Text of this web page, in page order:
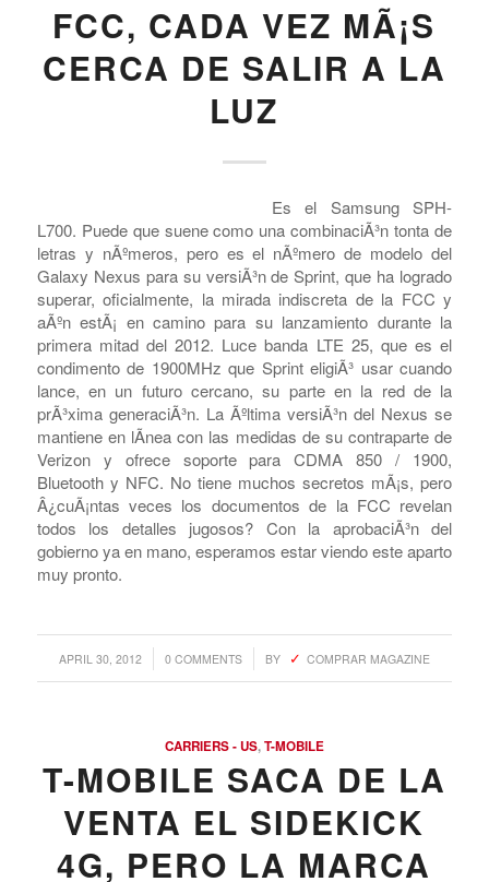
SAMSUNG
SPRINT
EL GALAXY NEXUS DE
SPRINT OBTIENE LA
APROBACIÃ³N DE LA
FCC, CADA VEZ MÃ¡S
CERCA DE SALIR A LA
LUZ
Es el Samsung SPH-
L700. Puede que suene como una combinaciÃ³n tonta de
letras y nÃºmeros, pero es el nÃºmero de modelo del
Galaxy Nexus para su versiÃ³n de Sprint, que ha logrado
superar, oficialmente, la mirada indiscreta de la FCC y
aÃºn estÃ¡ en camino para su lanzamiento durante la
primera mitad del 2012. Luce banda LTE 25, que es el
condimento de 1900MHz que Sprint eligiÃ³ usar cuando
lance, en un futuro cercano, su parte en la red de la
prÃ³xima generaciÃ³n. La Ãºltima versiÃ³n del Nexus se
mantiene en lÃ­nea con las medidas de su contraparte de
Bluetooth y NFC. No tiene muchos secretos mÃ¡s, pero
Â¿cuÃ¡ntas veces los documentos de la FCC revelan
todos los detalles jugosos? Con la aprobaciÃ³n del